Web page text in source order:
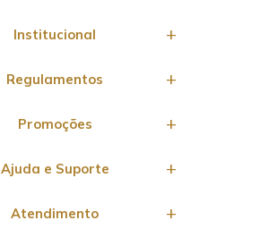
Institucional
Regulamentos
Promoções
Ajuda e Suporte
Atendimento